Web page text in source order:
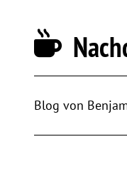
Blog von